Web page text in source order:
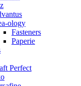
ology
Fasteners
Paperie
Perfect